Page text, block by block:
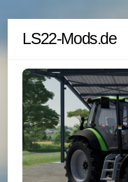
to
content
LS22-Mods.de